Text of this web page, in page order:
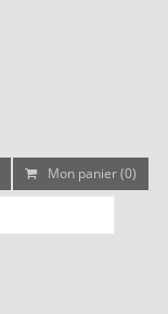
Mon panier (0)